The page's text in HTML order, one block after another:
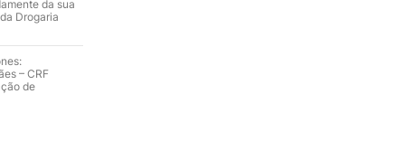
da sua
Drogaria
– CRF
de